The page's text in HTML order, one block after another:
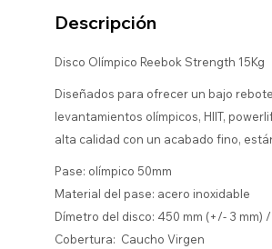
Descripción
Disco Olímpico Reebok Strength 15Kg
Diseñados para ofrecer un bajo
levantamientos olímpicos, HIIT,
alta calidad con un acabado fino,
Pase: olímpico 50mm
Material del pase: acero inoxidable
Dímetro del disco: 450 mm (+/- 3 mm) /
Cobertura: Caucho Virgen